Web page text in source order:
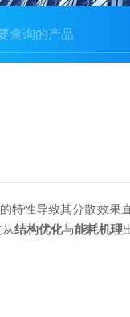
性导致其分散效果
结构优化与能耗机理